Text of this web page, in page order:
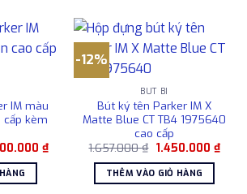
IM màu
cấp kèm
₫.
₫Giá
-12%
BÚT BI
Bút ký tên Parker IM X
Matte Blue CT TB4 1975640
cao cấp
1.657.000₫ Giá
là:
1.657.000 ₫.
1.450.000 ₫Giá
THÊM VÀO GIỎ HÀNG